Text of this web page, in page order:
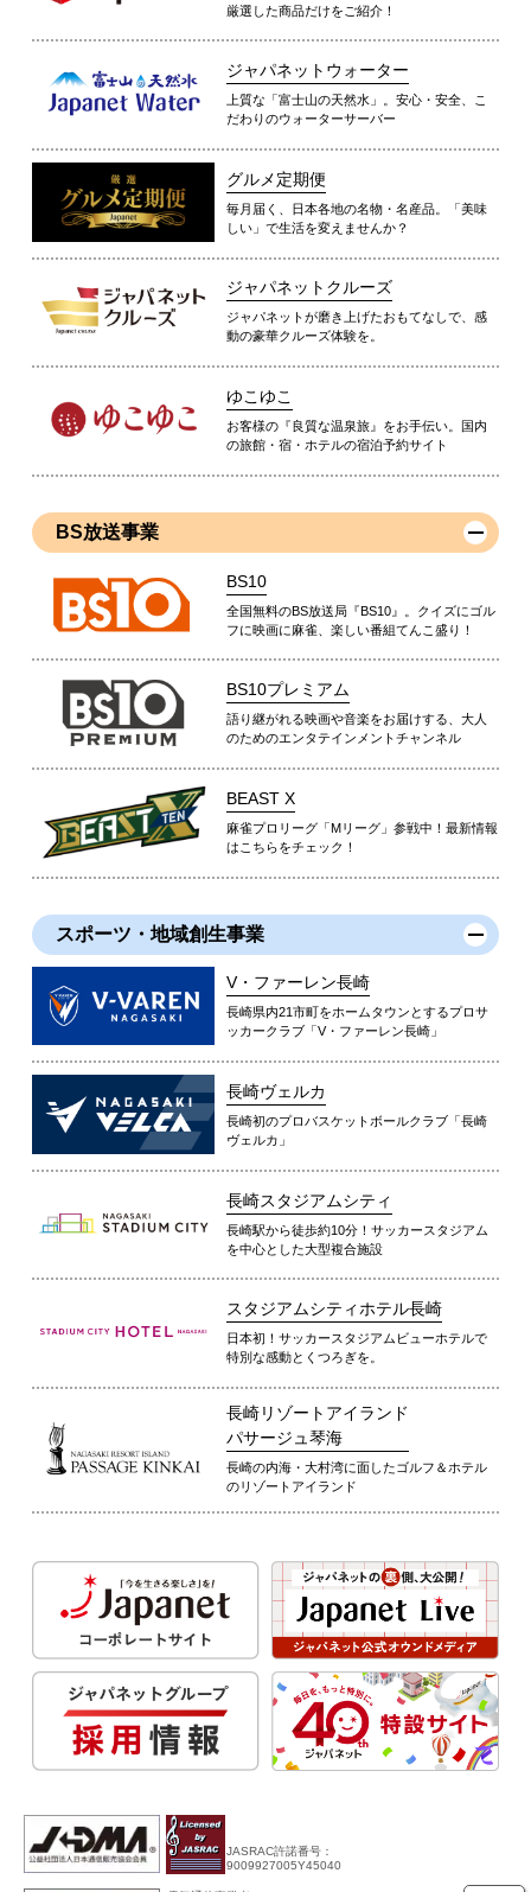
厳選した商品だけをご紹介！
ジャパネットウォーター
上質な「富士山の天然水」。安心・安全、こ
だわりのウォーターサーバー
グルメ定期便
毎月届く、日本各地の名物・名産品。「美味
しい」で生活を変えませんか？
ジャパネットクルーズ
ジャパネットが磨き上げたおもてなしで、感
動の豪華クルーズ体験を。
ゆこゆこ
お客様の『良質な温泉旅』をお手伝い。国内
の旅館・宿・ホテルの宿泊予約サイト
BS放送事業
BS10
全国無料のBS放送局『BS10』。クイズにゴル
フに映画に麻雀、楽しい番組てんこ盛り！
BS10プレミアム
語り継がれる映画や音楽をお届けする、大人
のためのエンタテインメントチャンネル
BEAST X
麻雀プロリーグ「Mリーグ」参戦中！最新情報
はこちらをチェック！
スポーツ・地域創生事業
V・ファーレン長崎
長崎県内21市町をホームタウンとするプロサ
ッカークラブ「V・ファーレン長崎」
長崎ヴェルカ
長崎初のプロバスケットボールクラブ「長崎
ヴェルカ」
長崎スタジアムシティ
長崎駅から徒歩約10分！サッカースタジアム
を中心とした大型複合施設
スタジアムシティホテル長崎
日本初！サッカースタジアムビューホテルで
特別な感動とくつろぎを。
長崎リゾートアイランド
パサージュ琴海
長崎の内海・大村湾に面したゴルフ＆ホテル
のリゾートアイランド
JASRAC許諾番号：
9009927005Y45040